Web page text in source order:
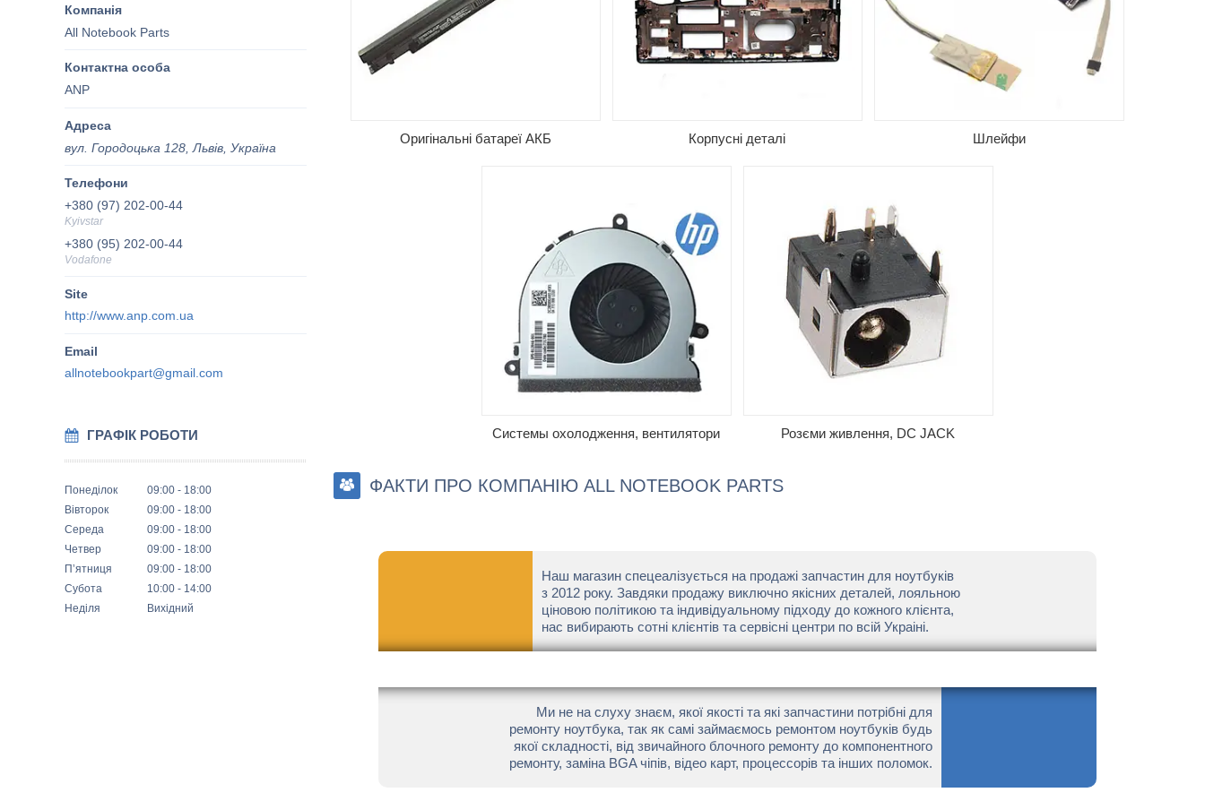
All Notebook Parts
ANP
вул. Городоцька 128, Львів, Україна
+380 (97) 202-00-44
Kyivstar
+380 (95) 202-00-44
Vodafone
http://www.anp.com.ua
allnotebookpart@gmail.com
ГРАФІК РОБОТИ
Понеділок 09:00
18:00
Вівторок
09:00
18:00
Середа
09:00
18:00
Четвер
09:00
18:00
Пʼятниця
09:00
18:00
Субота
10:00
14:00
Неділя
Вихідний
Оригінальні батареї АКБ Корпусні деталі Шлейфи
можно заказать оригинальные
системы охлаждения на ноутбуки
Lenovo, Asus, Acer, Dell, HP и др. На
все детали действует гарантия
Системы охолодження, вентилятори
качества на ноутбуки известных
брендов. На все разъемы
предоставляется гарантия 3 месяца.
Большая часть товаров в наличии,
Розєми живлення, DC JACK
ФАКТИ ПРО КОМПАНІЮ ALL NOTEBOOK PARTS
Наш магазин спецеалізується на продажі запчастин для ноутбуків
з 2012 року. Завдяки продажу виключно якісних деталей, лояльною
ціновою політикою та індивідуальному підходу до кожного клієнта,
нас вибирають сотні клієнтів та сервісні центри по всій Украіні.
Ми не на слуху знаєм, якої якості та які запчастини потрібні для
ремонту ноутбука, так як самі займаємось ремонтом ноутбуків будь
якої складності, від звичайного блочного ремонту до компонентного
ремонту, заміна BGA чіпів, відео карт, процессорів та інших поломок.